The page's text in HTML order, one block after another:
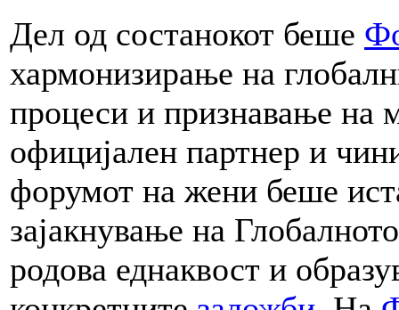
Дел од состанокот беше
хармонизирање на
процеси и признавање на
официјален партнер и
форумот на жени беше
зајакнување на
родова еднаквост и